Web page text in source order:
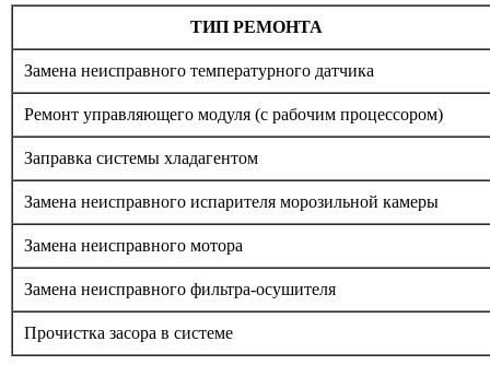
ТИП РЕМОНТА
Замена неисправного температурного датчика
Ремонт управляющего модуля (с рабочим процессором)
Заправка системы хладагентом
Замена неисправного испарителя морозильной камеры
Замена неисправного мотора
Замена неисправного фильтра-осушителя
Прочистка засора в системе